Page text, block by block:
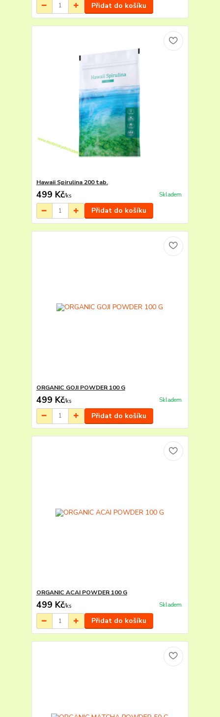
Přidat do košíku
Hawaii Spirulina 200 tab.
499 Kč/ks Skladem
Přidat do košíku
ORGANIC GOJI POWDER 100 G
499 Kč/ks Skladem
Přidat do košíku
ORGANIC ACAI POWDER 100 G
499 Kč/ks Skladem
Přidat do košíku